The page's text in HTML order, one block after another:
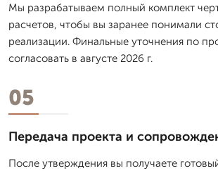
Мы разрабатываем полный комплект
расчетов, чтобы вы заранее понимали
реализации. Финальные уточнения по
согласовать в августе 2026 г.
05
Передача проекта и
После утверждения вы получаете